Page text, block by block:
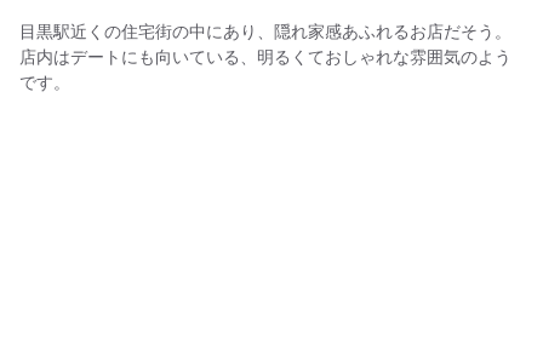
目黒駅近くの住宅街の中にあり、隠れ家感あふれるお店だそう。
店内はデートにも向いている、明るくておしゃれな雰囲気のよう
です。